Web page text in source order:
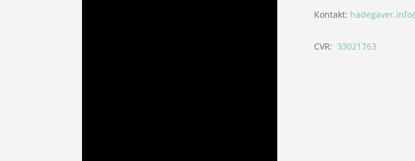
Kontakt:
CVR: 33021763